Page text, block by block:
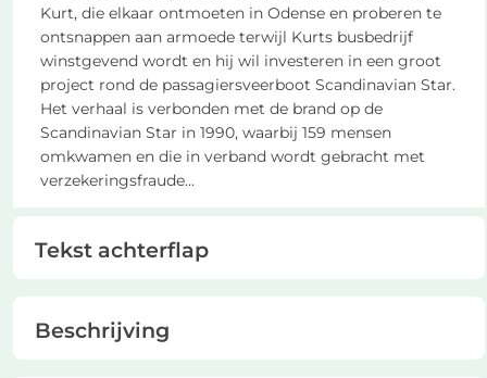
Kurt, die elkaar ontmoeten in Odense en proberen te
ontsnappen aan armoede terwijl Kurts busbedrijf
winstgevend wordt en hij wil investeren in een groot
project rond de passagiersveerboot Scandinavian Star.
Het verhaal is verbonden met de brand op de
Scandinavian Star in 1990, waarbij 159 mensen
omkwamen en die in verband wordt gebracht met
verzekeringsfraude...
Tekst achterflap
Beschrijving